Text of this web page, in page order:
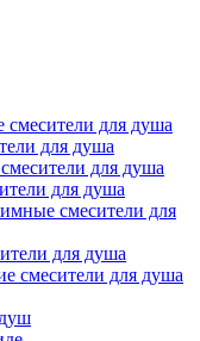
смесители для душа
для душа
для душа
для душа
смесители для
для душа
смесители для душа